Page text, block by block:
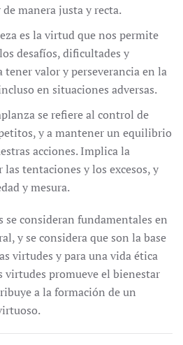
manera justa y recta.
es la virtud que nos permite
desafíos, dificultades y
valor y perseverancia en la
en situaciones adversas.
se refiere al control de
y a mantener un equilibrio
acciones. Implica la
las tentaciones y los excesos, y
y mesura.
se consideran fundamentales en
y se considera que son la base
virtudes y para una vida ética
virtudes promueve el bienestar
a la formación de un